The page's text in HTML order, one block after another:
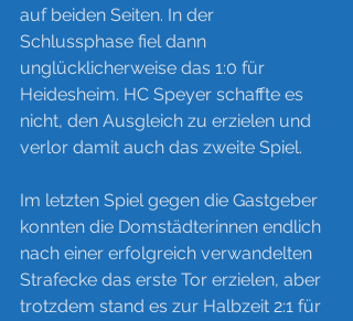
auf beiden Seiten. In der
Schlussphase fiel dann
unglücklicherweise das 1:0 für
Heidesheim. HC Speyer schaffte es
nicht, den Ausgleich zu erzielen und
verlor damit auch das zweite Spiel.
Im letzten Spiel gegen die Gastgeber
konnten die Domstädterinnen endlich
nach einer erfolgreich verwandelten
Strafecke das erste Tor erzielen, aber
trotzdem stand es zur Halbzeit 2:1 für